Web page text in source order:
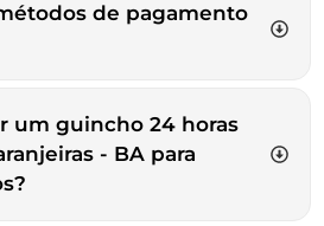
de pagamento
um guincho 24 horas
- BA para